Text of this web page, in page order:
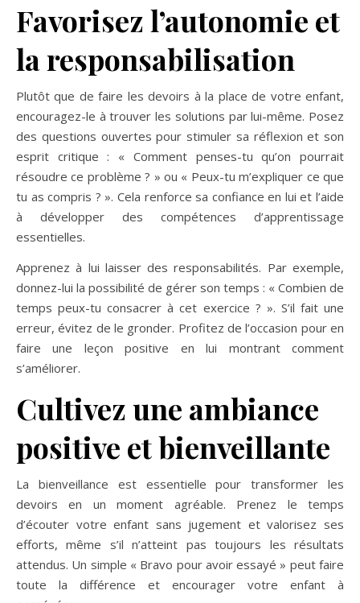
Favorisez l’autonomie et
la responsabilisation
Plutôt que de faire les devoirs à la place de votre enfant,
encouragez-le à trouver les solutions par lui-même. Posez
des questions ouvertes pour stimuler sa réflexion et son
esprit critique : « Comment penses-tu qu’on pourrait
résoudre ce problème ? » ou « Peux-tu m’expliquer ce que
tu as compris ? ». Cela renforce sa confiance en lui et l’aide
à développer des compétences d’apprentissage
essentielles.
Apprenez à lui laisser des responsabilités. Par exemple,
donnez-lui la possibilité de gérer son temps : « Combien de
temps peux-tu consacrer à cet exercice ? ». S’il fait une
erreur, évitez de le gronder. Profitez de l’occasion pour en
faire une leçon positive en lui montrant comment
s’améliorer.
Cultivez une ambiance
positive et bienveillante
La bienveillance est essentielle pour transformer les
devoirs en un moment agréable. Prenez le temps
d’écouter votre enfant sans jugement et valorisez ses
efforts, même s’il n’atteint pas toujours les résultats
attendus. Un simple « Bravo pour avoir essayé » peut faire
toute la différence et encourager votre enfant à